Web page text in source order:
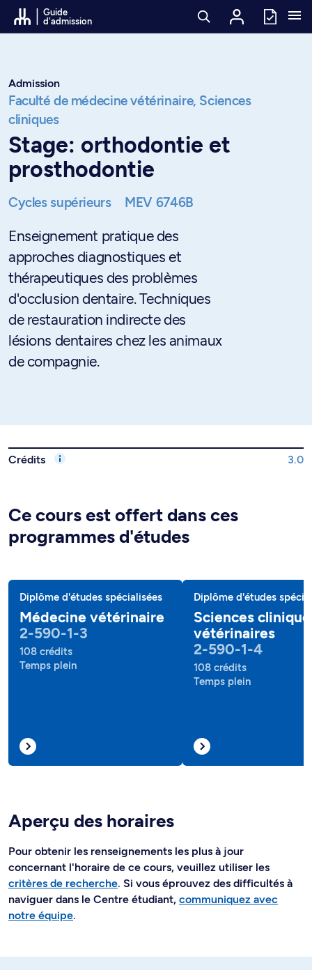
Passer au contenu
Guide
d'admission
Admission
Faculté de médecine vétérinaire, Sciences
cliniques
Stage: orthodontie et
prosthodontie
Cycles supérieurs MEV 6746B
Enseignement pratique des
approches diagnostiques et
thérapeutiques des problèmes
d'occlusion dentaire. Techniques
de restauration indirecte des
lésions dentaires chez les animaux
de compagnie.
Crédits 3.0
Ce cours est offert dans ces
programmes d'études
Diplôme d'études spécialisées
Médecine vétérinaire
2-590-1-3
108 crédits
Temps plein
Diplôme d'études
Sciences
vétérinaires
2-590-1-4
108 crédits
Temps plein
Aperçu des horaires
Pour obtenir les renseignements les plus à jour
concernant l'horaire de ce cours, veuillez utiliser les
critères de recherche. Si vous éprouvez des difficultés à
naviguer dans le Centre étudiant, communiquez avec
notre équipe.